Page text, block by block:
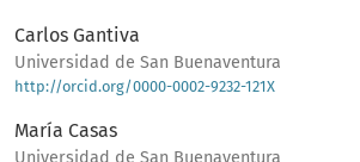
Carlos Gantiva
Universidad de San Buenaventura
http://orcid.org/0000-0002-9232-121X
María Casas